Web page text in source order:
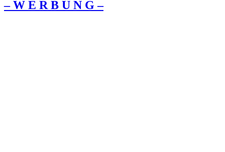
– W Ε R Β U Ν G –